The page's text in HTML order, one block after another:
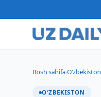
Bosh sahifa›O‘zbekiston
O‘ZBEKISTON